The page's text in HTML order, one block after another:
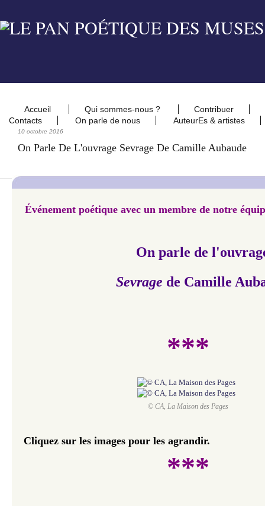
Accueil Qui sommes-nous ?
Contribuer
Contacts
On parle de nous AuteurEs & artistes
10 octobre 2016
On Parle De L'ouvrage Sevrage De Camille Aubaude
Événement poétique avec un membre de notre
On parle de
Sevrage de Camille
***
© CA, La Maison des Pages
Cliquez sur les images pour les agrandir.
***